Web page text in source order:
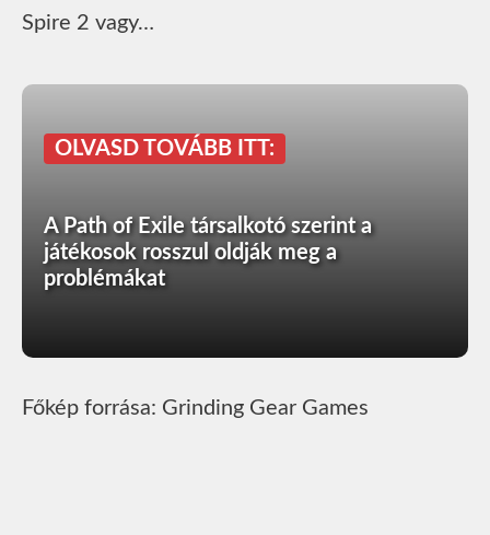
Spire 2 vagy…
OLVASD TOVÁBB ITT:
A Path of Exile társalkotó szerint a
játékosok rosszul oldják meg a
problémákat
Főkép forrása: Grinding Gear Games